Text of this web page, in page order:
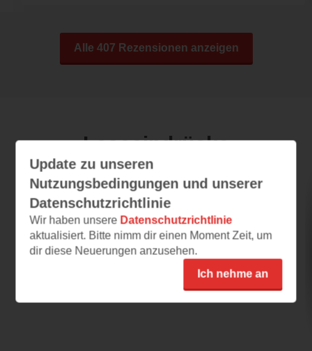
Alle 407 Rezensionen anzeigen
Leseeindrücke
Sturmland
24.06.2026 – 11:34
Miriam Georg ist ein Muss!
Die Leseprobe ist natürlich sehr kurz und gibt
daher wenig Einblick in Miriam Georgs
Update zu unseren
Nutzungsbedingungen und unserer
Datenschutzrichtlinie
Wir haben unsere Datenschutzrichtlinie
aktualisiert. Bitte nimm dir einen Moment Zeit, um
dir diese Neuerungen anzusehen.
Ich nehme an